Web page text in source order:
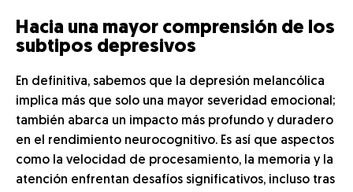
Hacia una mayor comprensión de los
subtipos depresivos
En definitiva, sabemos que la depresión melancólica
implica más que solo una mayor severidad emocional;
también abarca un impacto más profundo y duradero
en el rendimiento neurocognitivo. Es así que aspectos
como la velocidad de procesamiento, la memoria y la
atención enfrentan desafíos significativos, incluso tras